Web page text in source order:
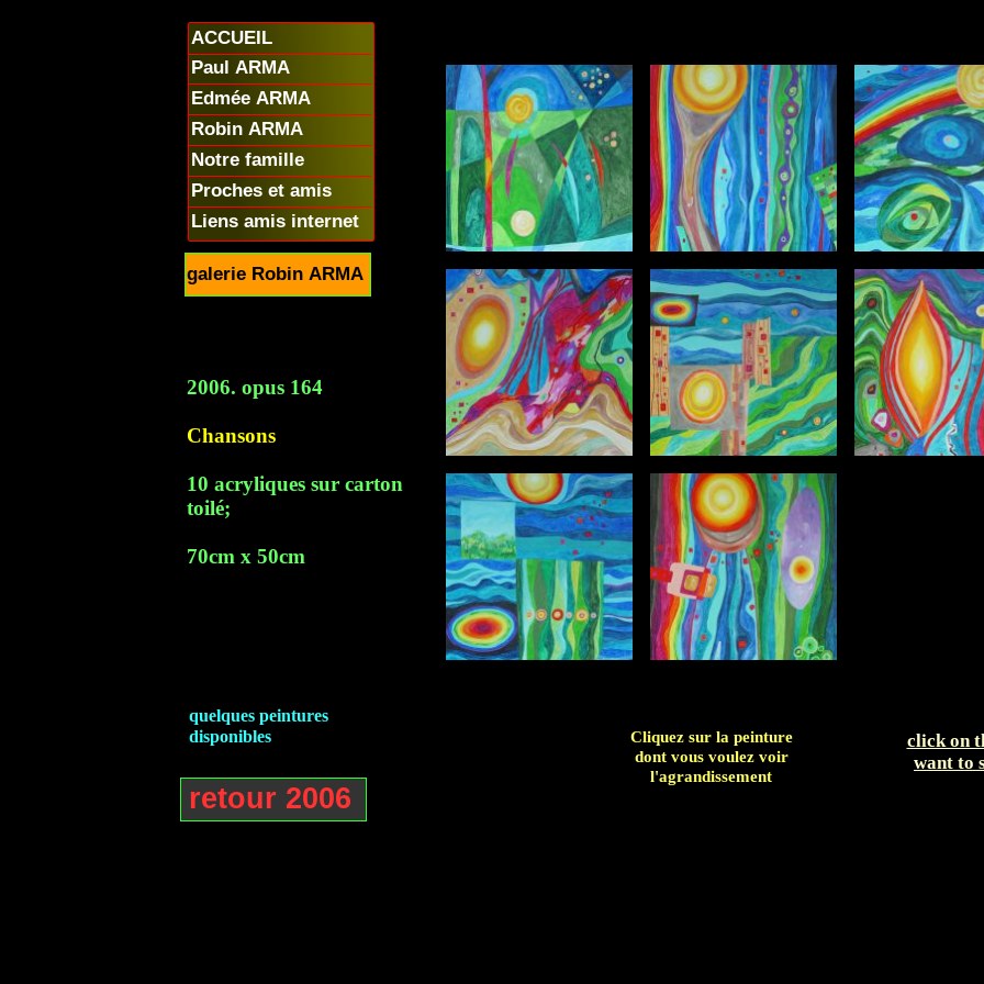
click on
want to
Cliquez sur la peinture
dont vous voulez voir
l'agrandissement
2006. opus 164
Chansons
10 acryliques sur carton
toilé;
70cm x 50cm
quelques peintures
disponibles
retour 2006
ACCUEIL
Paul ARMA
Edmée ARMA
Robin ARMA
Notre famille
Proches et amis
Liens amis internet
galerie Robin ARMA